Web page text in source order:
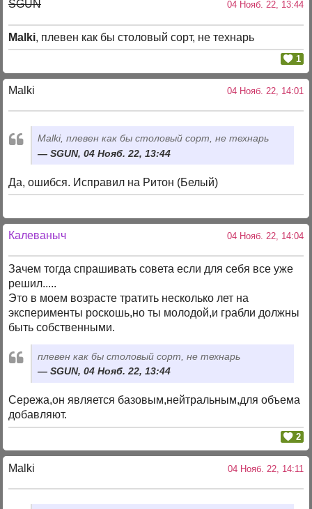
SGUN 04 Нояб. 22, 13:44
Malki, плевен как бы столовый сорт, не технарь
1
Malki 04 Нояб. 22, 14:01
Malki, плевен как бы столовый сорт, не технарь
SGUN, 04 Нояб. 22, 13:44
Да, ошибся. Исправил на Ритон (Белый)
Калеваныч 04 Нояб. 22, 14:04
Зачем тогда спрашивать совета если для себя все уже
решил.....
Это в моем возрасте тратить несколько лет на
эксперименты роскошь,но ты молодой,и грабли должны
быть собственными.
плевен как бы столовый сорт, не технарь
SGUN, 04 Нояб. 22, 13:44
Сережа,он является базовым,нейтральным,для объема
добавляют.
2
Malki 04 Нояб. 22, 14:11